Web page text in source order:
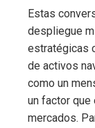
Estas
despliegue
estratégicas
de activos
como un
un factor
mercados.